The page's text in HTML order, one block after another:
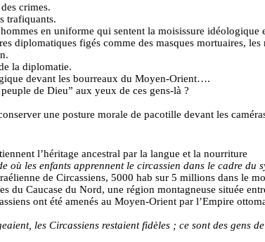
crimes.
trafiquants.
en uniforme qui sentent la moisissure idéologique
diplomatiques figés comme des masques mortuaires,
la diplomatie.
devant les bourreaux du Moyen-Orient….
de Dieu” aux yeux de ces gens-là ?
une posture morale de pacotille devant les
l’héritage ancestral par la langue et la nourriture
où les enfants apprennent le circassien dans le cadre du
de Circassiens, 5000 hab sur 5 millions dans le
du Caucase du Nord, une région montagneuse située
ont été amenés au Moyen-Orient par l’Empire
les Circassiens restaient fidèles ; ce sont des gens